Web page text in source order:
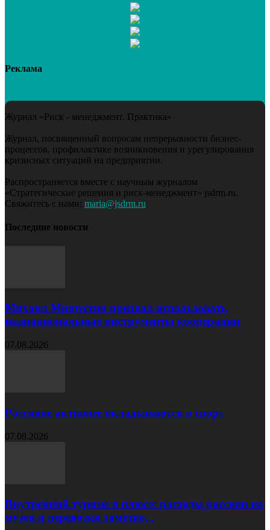
Реклама
Журнал «Риск - менеджмент. Практика»
Журнал, посвященный вопросам непрерывности бизнес-
процессов, профилактике возникновения и урегулирования
кризисных ситуаций на предприятии.
Распространяется вместе с научным журналом
«Стратегические решения и риск-менеджмент» jsdrm.ru.
Свяжитесь с нами: maria@jsdrm.ru
Последние новости
Михаил Мишустин призвал использовать
наднациональные инструменты кооперации
07.08.2026
Россияне активнее вкладываются в спорт
07.08.2026
Внутренний туризм в плюсе: расходы россиян на
музеи и перевозки заметно...